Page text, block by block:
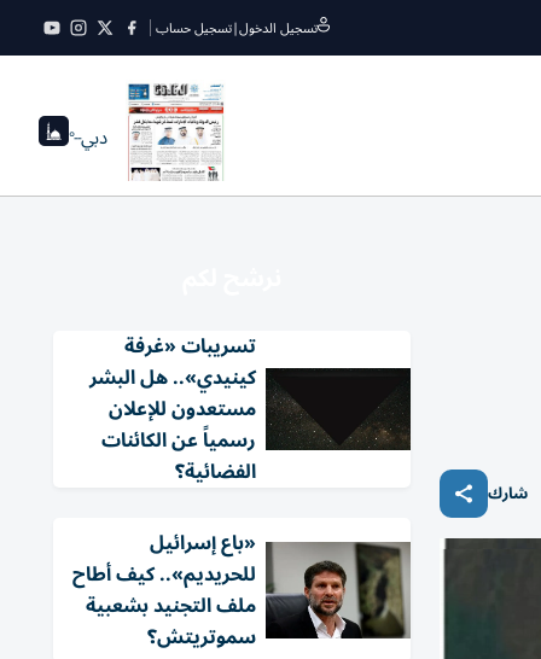
تسجيل الدخول|تسجيل حساب
دبي--°
شارك
تسريبات «غرفة
كينيدي».. هل البشر
مستعدون للإعلان
رسمياً عن الكائنات
الفضائية؟
«باع إسرائيل
للحريديم».. كيف أطاح
ملف التجنيد بشعبية
سموتريتش؟